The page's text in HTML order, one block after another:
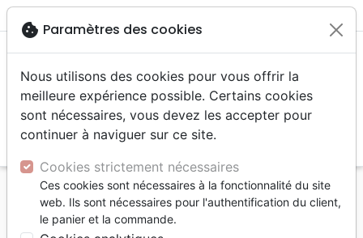
menu
Accueil Livres
Etude de la Bible
LETTRES DE PAUL (LES)
cookie Paramètres des cookies
Nous utilisons des cookies pour vous offrir la
meilleure expérience possible. Certains cookies
sont nécessaires, vous devez les accepter pour
continuer à naviguer sur ce site.
Cookies strictement nécessaires
Ces cookies sont nécessaires à la fonctionnalité du site
web. Ils sont nécessaires pour l'authentification du client,
le panier et la commande.